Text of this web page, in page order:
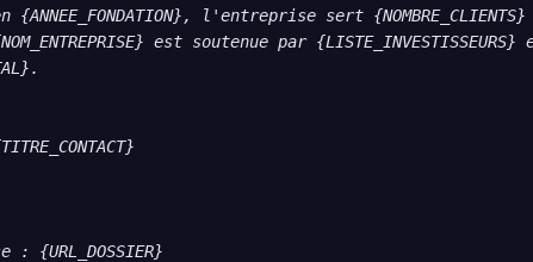
{ANNEE_FONDATION}, l'entreprise sert
est soutenue par
{URL_DOSSIER}